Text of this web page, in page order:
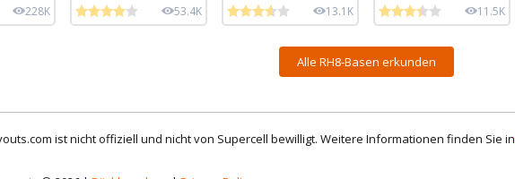
228K 53.4K 13.1K 11.5K
Alle RH8-Basen erkunden
ist nicht offiziell und nicht von Supercell bewilligt. Weitere Informationen finden Sie in